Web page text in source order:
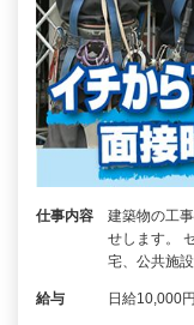
仕事内容
建築物の工
せします。
宅、公共施
給与 日給10,000